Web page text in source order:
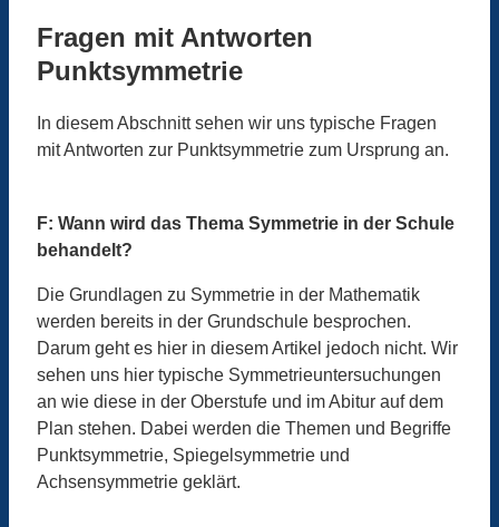
Fragen mit Antworten
Punktsymmetrie
In diesem Abschnitt sehen wir uns typische Fragen
mit Antworten zur Punktsymmetrie zum Ursprung an.
F: Wann wird das Thema Symmetrie in der Schule
behandelt?
Die Grundlagen zu Symmetrie in der Mathematik
werden bereits in der Grundschule besprochen.
Darum geht es hier in diesem Artikel jedoch nicht. Wir
sehen uns hier typische Symmetrieuntersuchungen
an wie diese in der Oberstufe und im Abitur auf dem
Plan stehen. Dabei werden die Themen und Begriffe
Punktsymmetrie, Spiegelsymmetrie und
Achsensymmetrie geklärt.